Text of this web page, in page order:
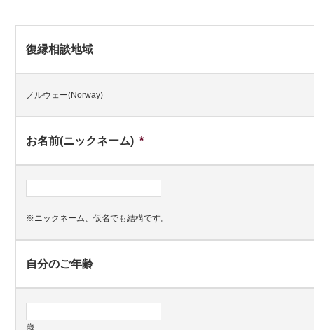
復縁相談地域
ノルウェー(Norway)
お名前(ニックネーム) *
※ニックネーム、仮名でも結構です。
自分のご年齢
歳